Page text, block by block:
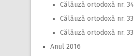
Călăuză ortodoxă nr.
Călăuză ortodoxă nr.
Călăuză ortodoxă nr.
Anul 2016